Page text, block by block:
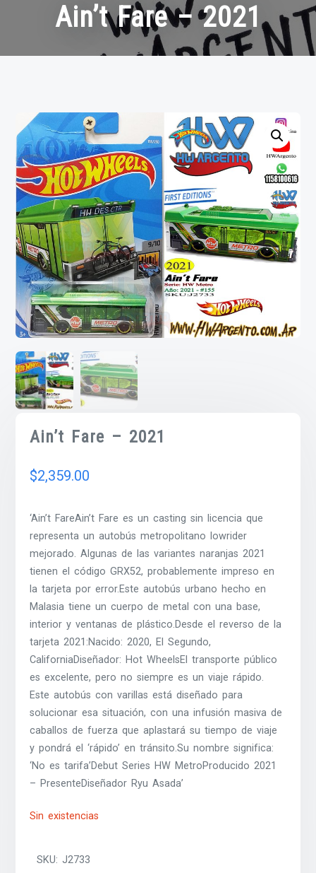
Ain’t Fare – 2021
Ain’t Fare – 2021
$2,359.00
‘Ain’t FareAin’t Fare es un casting sin licencia que
representa un autobús metropolitano lowrider
mejorado. Algunas de las variantes naranjas 2021
tienen el código GRX52, probablemente impreso en
la tarjeta por error.Este autobús urbano hecho en
Malasia tiene un cuerpo de metal con una base,
interior y ventanas de plástico.Desde el reverso de la
tarjeta 2021:Nacido: 2020, El Segundo,
CaliforniaDiseñador: Hot WheelsEl transporte público
es excelente, pero no siempre es un viaje rápido.
Este autobús con varillas está diseñado para
solucionar esa situación, con una infusión masiva de
caballos de fuerza que aplastará su tiempo de viaje
y pondrá el ‘rápido’ en tránsito.Su nombre significa:
‘No es tarifa’Debut Series HW MetroProducido 2021
– PresenteDiseñador Ryu Asada’
Sin existencias
SKU:J2733